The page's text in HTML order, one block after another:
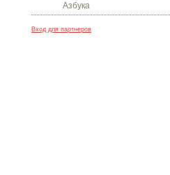
Азбука
Вход для партнеров